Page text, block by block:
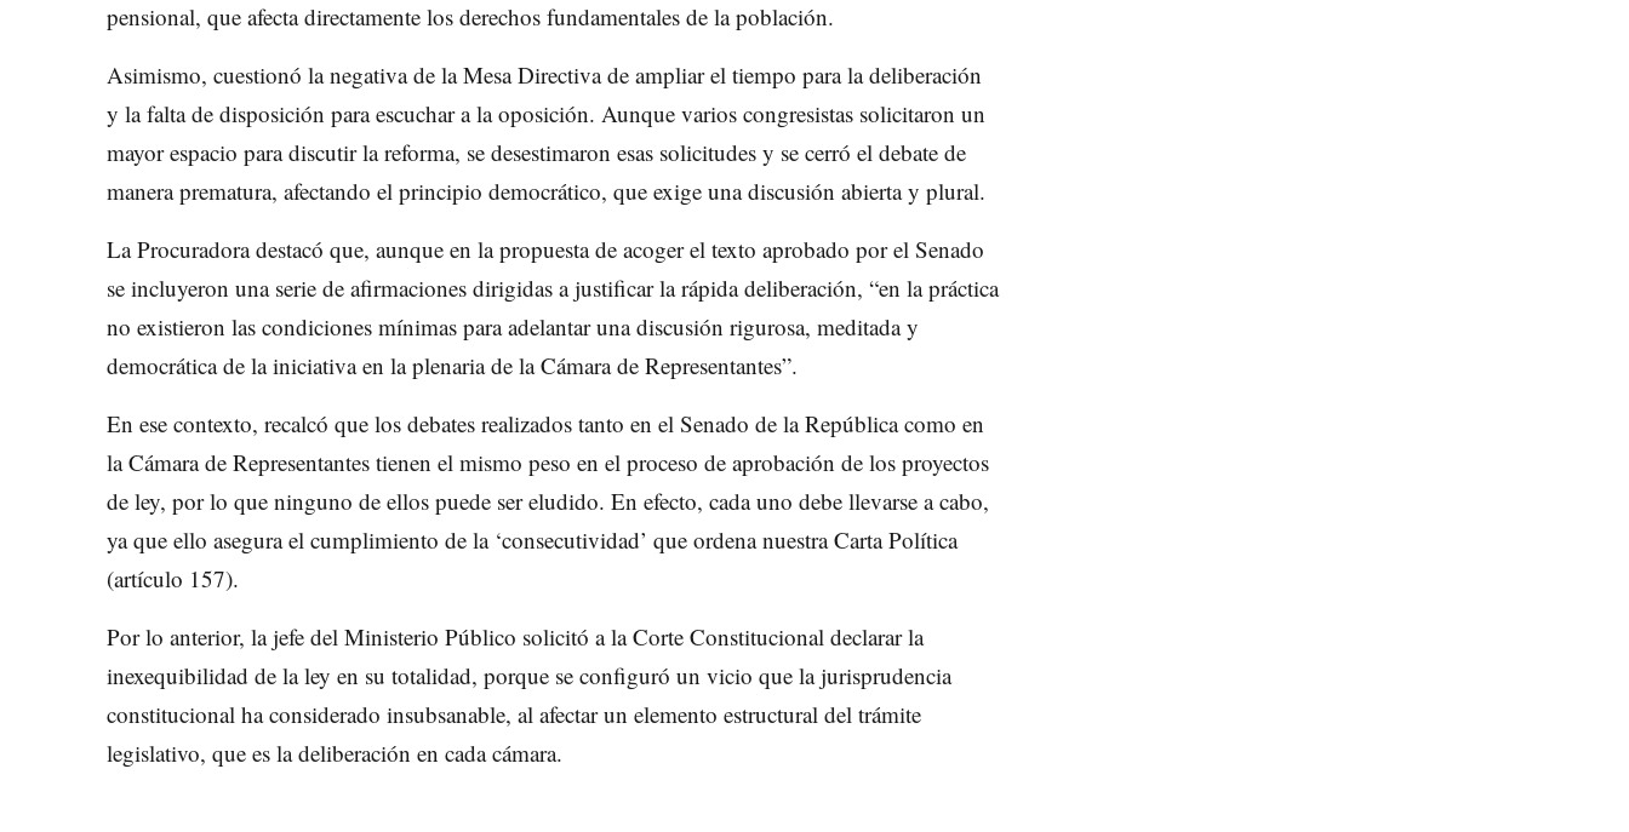
pensional, que afecta directamente los derechos fundamentales de la población.
Asimismo, cuestionó la negativa de la Mesa Directiva de ampliar el tiempo para la deliberación
y la falta de disposición para escuchar a la oposición. Aunque varios congresistas solicitaron un
mayor espacio para discutir la reforma, se desestimaron esas solicitudes y se cerró el debate de
manera prematura, afectando el principio democrático, que exige una discusión abierta y plural.
La Procuradora destacó que, aunque en la propuesta de acoger el texto aprobado por el Senado
se incluyeron una serie de afirmaciones dirigidas a justificar la rápida deliberación, “en la práctica
no existieron las condiciones mínimas para adelantar una discusión rigurosa, meditada y
democrática de la iniciativa en la plenaria de la Cámara de Representantes”.
En ese contexto, recalcó que los debates realizados tanto en el Senado de la República como en
la Cámara de Representantes tienen el mismo peso en el proceso de aprobación de los proyectos
de ley, por lo que ninguno de ellos puede ser eludido. En efecto, cada uno debe llevarse a cabo,
ya que ello asegura el cumplimiento de la ‘consecutividad’ que ordena nuestra Carta Política
(artículo 157).
Por lo anterior, la jefe del Ministerio Público solicitó a la Corte Constitucional declarar la
inexequibilidad de la ley en su totalidad, porque se configuró un vicio que la jurisprudencia
constitucional ha considerado insubsanable, al afectar un elemento estructural del trámite
legislativo, que es la deliberación en cada cámara.